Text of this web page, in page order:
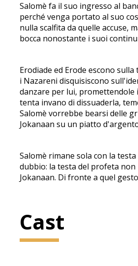
Salomè fa il suo ingresso al
perché venga portato al suo
nulla scalfita da quelle accuse,
bocca nonostante i suoi
Erodiade ed Erode escono
i Nazareni disquisiscono
danzare per lui, promettendole
tenta invano di dissuaderla,
Salomè vorrebbe bearsi delle
Jokanaan su un piatto
Salomè rimane sola con la
dubbio: la testa del profeta
Jokanaan. Di fronte a quel
Cast